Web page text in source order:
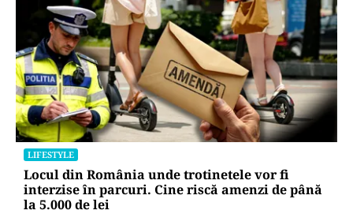
LIFESTYLE
Locul din România unde trotinetele vor fi
interzise în parcuri. Cine riscă amenzi de până
la 5.000 de lei